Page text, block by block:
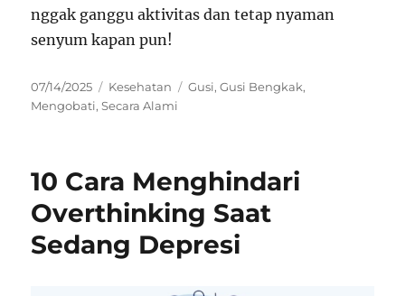
nggak ganggu aktivitas dan tetap nyaman
senyum kapan pun!
Posted
on
07/14/2025 Categories
Kesehatan Tags
Gusi,Gusi Bengkak,
Mengobati,Secara Alami
10 Cara Menghindari
Overthinking Saat
Sedang Depresi